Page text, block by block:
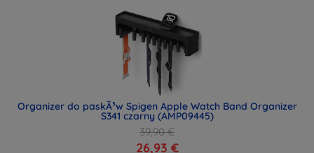
Organizer do paskÃ³w Spigen Apple Watch Band Organizer
S341 czarny (AMP09445)
39,90 €
26,93 €